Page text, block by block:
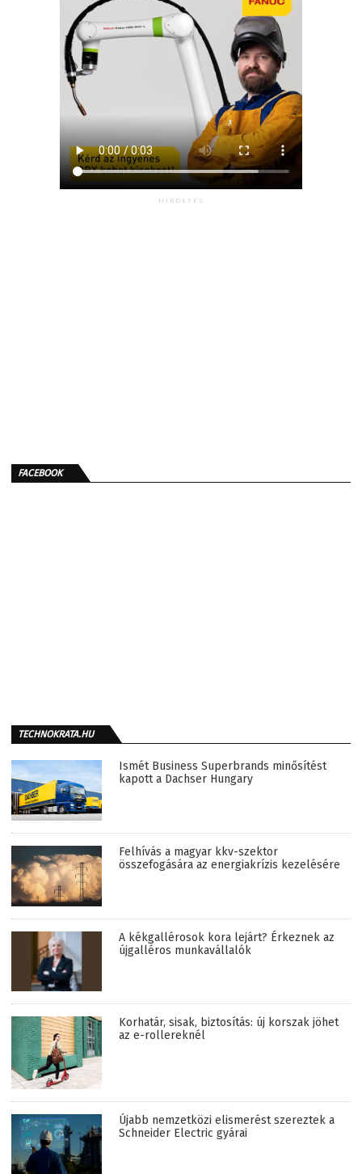
HIRDETÉS
FACEBOOK
TECHNOKRATA.HU
Ismét Business Superbrands minősítést
kapott a Dachser Hungary
Felhívás a magyar kkv-szektor
összefogására az energiakrízis kezelésére
A kékgallérosok kora lejárt? Érkeznek az
újgalléros munkavállalók
Korhatár, sisak, biztosítás: új korszak jöhet
az e-rollereknél
Újabb nemzetközi elismerést szereztek a
Schneider Electric gyárai